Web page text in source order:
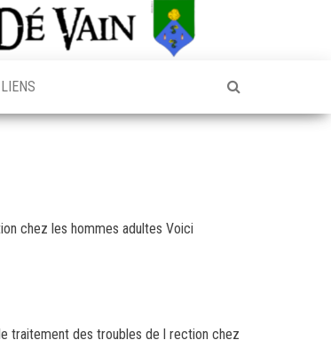
LIENS
chez les hommes adultes Voici
traitement des troubles de l rection chez